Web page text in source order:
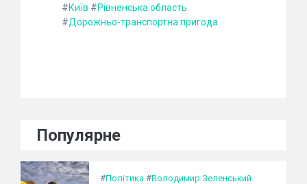
#Київ #Рівненська область
#Дорожньо-транспортна пригода
Популярне
#Політика #Володимир Зеленський